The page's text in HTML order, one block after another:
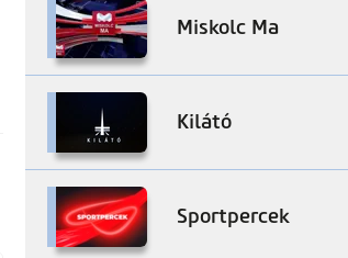
Miskolc Ma
Kilátó
Sportpercek